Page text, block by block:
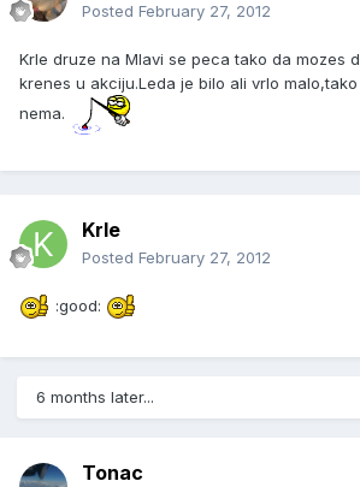
Posted February 27, 2012
Krle druze na Mlavi se peca tako da mozes
krenes u akciju.Leda je bilo ali vrlo
nema.
Krle
Posted February 27, 2012
:good:
6 months later...
Tonac